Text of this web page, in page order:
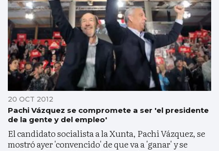
20 OCT 2012
Pachi Vázquez se compromete a ser 'el presidente
de la gente y del empleo'
El candidato socialista a la Xunta, Pachi Vázquez, se
mostró ayer 'convencido' de que va a 'ganar' y se